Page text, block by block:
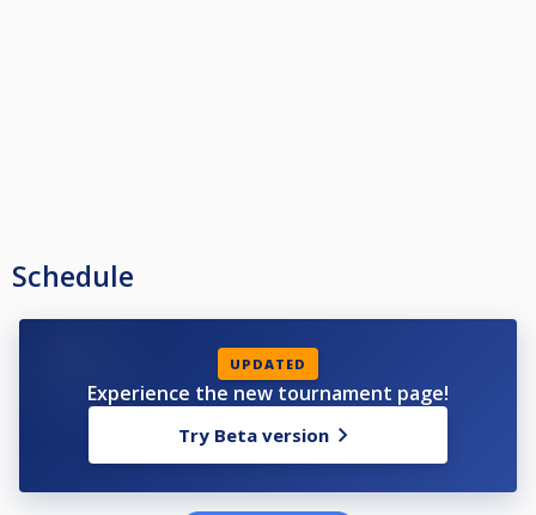
Schedule
UPDATED
Experience the new tournament page!
Try Beta version